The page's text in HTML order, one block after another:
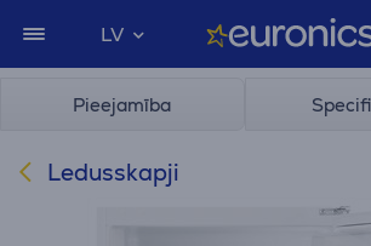
LV
Pieejamība
Ledusskapji